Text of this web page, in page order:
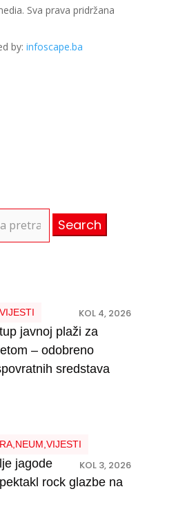
Sva prava pridržana
by: infoscape.ba
VIJESTI KOL 4, 2026
javnoj plaži za
– odobreno
sredstava
, NEUM VIJESTI
KOL 3, 2026
jagode
rock glazbe na